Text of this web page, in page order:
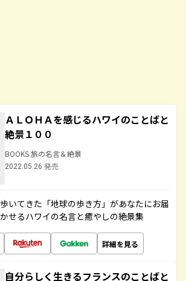
ＡＬＯＨＡを感じるハワイのことばと
絶景１００
BOOKS 旅の名言＆絶景
2022.05.26 発売
いてきた「地球の歩き方」があなたにお届
せるハワイの名言と癒やしの絶景集
詳細を見る
自分らしく生きるフランスのことばと